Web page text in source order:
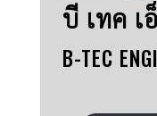
บี เทค เ
B-TEC